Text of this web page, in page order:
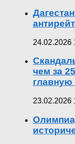
24.02.2026
чем за
главную
23.02.2026